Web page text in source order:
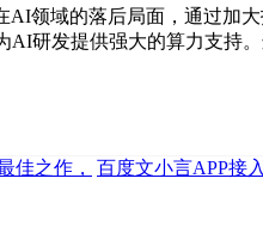
领域的落后局面，通过加
研发提供强大的算力支持
佳之作，
百度文小言APP接